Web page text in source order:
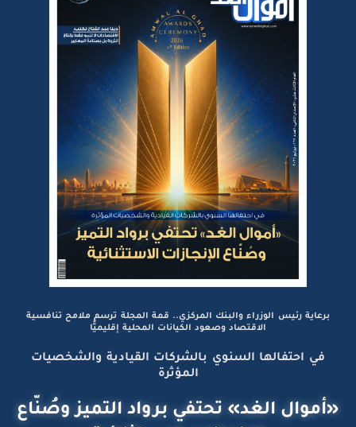
برعاية رئيس الوزراء والبنك المركزي.. قمة المجلة ترسم ملامح تنافسية
الاقتصاد وصعود الكيانات المحلية إقليميًّا
في احتفالها السنوي بالشركات القيادية والشخصيات
المؤثرة
«أموال الغد» تحتفي برواد التميز وصُنّاع